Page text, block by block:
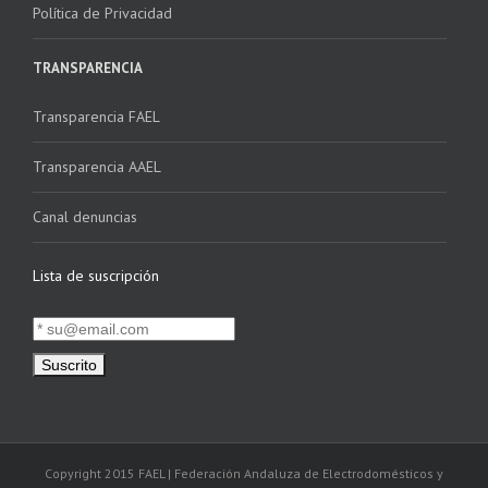
Política de Privacidad
TRANSPARENCIA
Transparencia FAEL
Transparencia AAEL
Canal denuncias
Lista de suscripción
Copyright 2015 FAEL | Federación Andaluza de Electrodomésticos y